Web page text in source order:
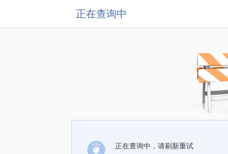
正在查询中
正在查询中，请刷新重试